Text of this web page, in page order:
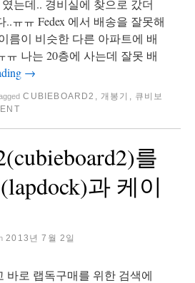
는데.. 경비실에 찾으로 갔더
ㅠㅠ Fedex 에서 배송을 잘못해
름이 비슷한 다른 아파트에 배
ㅠ 나는 20층에 사는데 잘못 배
→
CUBIEBOARD2 ,개봉기 , 큐비보
를
과 케이
2013년 7월 2일
바로 랩독구매를 위한 검색에